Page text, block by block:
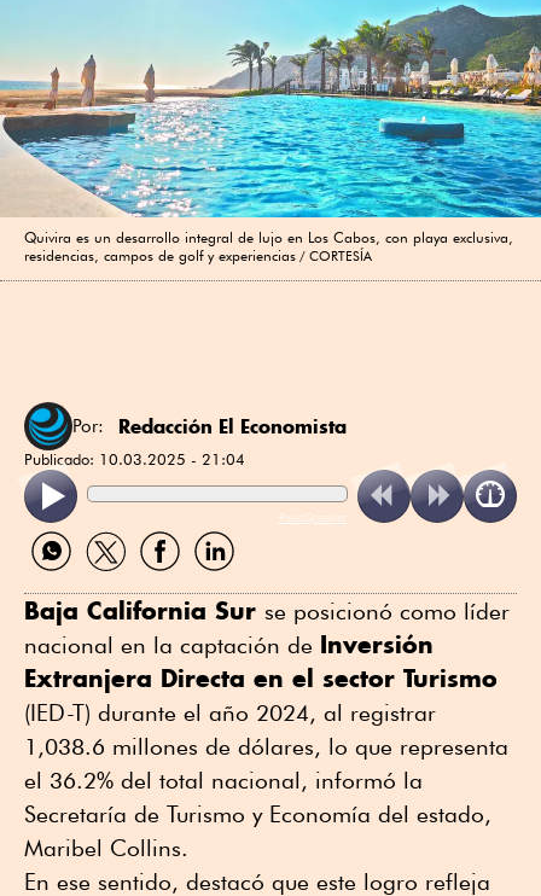
Quivira es un desarrollo integral de lujo en Los Cabos, con playa exclusiva,
residencias, campos de golf y experiencias
CORTESÍA
Por: Redacción El Economista
Publicado: 10.03.2025 - 21:04
ReadSpeaker
Compartir
por
Compartir
por
Compartir
por
Compartir
por
Baja California Sur se posicionó como líder
nacional en la captación de Inversión
Extranjera Directa en el sector Turismo
(IED-T) durante el año 2024, al registrar
1,038.6 millones de dólares, lo que representa
el 36.2% del total nacional, informó la
Secretaría de Turismo y Economía del estado,
Maribel Collins.
En ese sentido, destacó que este logro refleja